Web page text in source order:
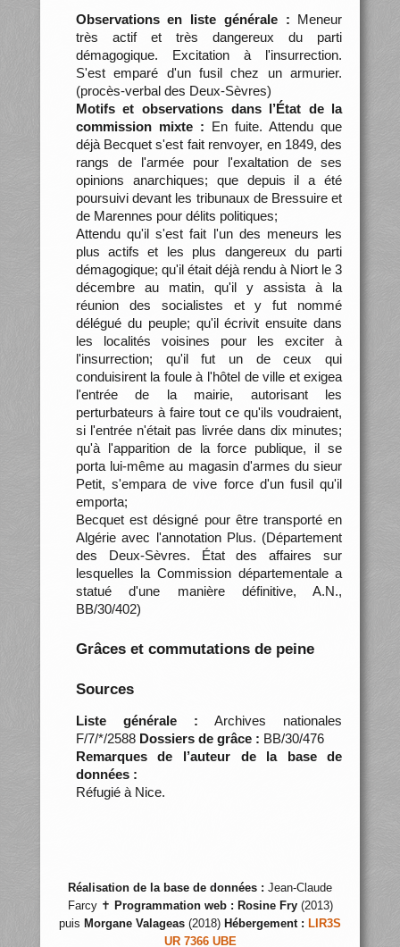
Observations en liste générale : Meneur
très actif et très dangereux du parti
démagogique. Excitation à l'insurrection.
S'est emparé d'un fusil chez un armurier.
(procès-verbal des Deux-Sèvres)
Motifs et observations dans l’État de la
commission mixte : En fuite. Attendu que
déjà Becquet s'est fait renvoyer, en 1849, des
rangs de l'armée pour l'exaltation de ses
opinions anarchiques; que depuis il a été
poursuivi devant les tribunaux de Bressuire et
de Marennes pour délits politiques;
Attendu qu'il s'est fait l'un des meneurs les
plus actifs et les plus dangereux du parti
démagogique; qu'il était déjà rendu à Niort le 3
décembre au matin, qu'il y assista à la
réunion des socialistes et y fut nommé
délégué du peuple; qu'il écrivit ensuite dans
les localités voisines pour les exciter à
l'insurrection; qu'il fut un de ceux qui
conduisirent la foule à l'hôtel de ville et exigea
l'entrée de la mairie, autorisant les
perturbateurs à faire tout ce qu'ils voudraient,
si l'entrée n'était pas livrée dans dix minutes;
qu'à l'apparition de la force publique, il se
porta lui-même au magasin d'armes du sieur
Petit, s'empara de vive force d'un fusil qu'il
emporta;
Becquet est désigné pour être transporté en
Algérie avec l'annotation Plus. (Département
des Deux-Sèvres. État des affaires sur
lesquelles la Commission départementale a
statué d'une manière définitive, A.N.,
BB/30/402)
Grâces et commutations de peine
Sources
Liste générale : Archives nationales
F/7/*/2588 Dossiers de grâce : BB/30/476
Remarques de l’auteur de la base de
données :
Réfugié à Nice.
Réalisation de la base de données : Jean-Claude
Farcy ✝ Programmation web : Rosine Fry(2013)
puis Morgane Valageas (2018) Hébergement : LIR3S
UR 7366 UBE